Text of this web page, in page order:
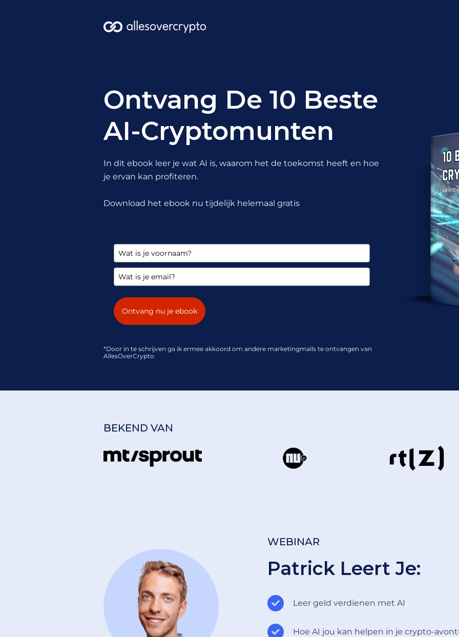
Ontvang De 10 Beste
AI-Cryptomunten
In dit ebook leer je wat AI is, waarom het de toekomst heeft en hoe
je ervan kan profiteren.
Download het ebook nu tijdelijk helemaal gratis
Ontvang nu je ebook
*Door in te schrijven ga ik ermee akkoord om andere marketingmails te ontvangen van
AllesOverCrypto
BEKEND VAN
WEBINAR
Patrick Leert Je:
Leer geld verdienen met AI
Hoe AI jou kan helpen in je crypto-